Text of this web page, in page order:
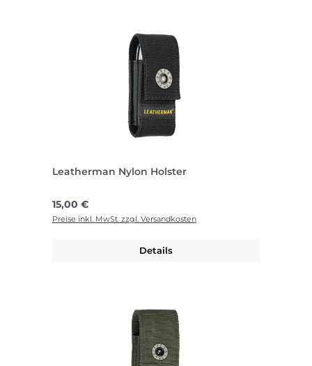
Leatherman Nylon Holster
Regulärer Preis:
15,00 €
Preise inkl. MwSt. zzgl. Versandkosten
Details